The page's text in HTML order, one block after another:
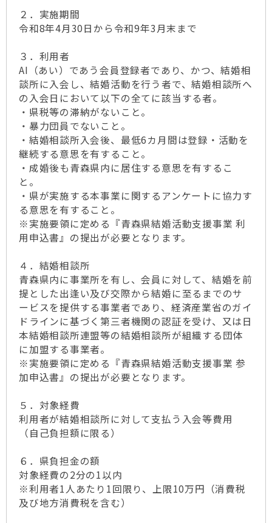
２．実施期間
令和8年4月30日から令和9年3月末まで
３．利用者
AI（あい）であう会員登録者であり、かつ、結婚相
談所に入会し、結婚活動を行う者で、結婚相談所へ
の入会日において以下の全てに該当する者。
・県税等の滞納がないこと。
・暴力団員でないこと。
・結婚相談所入会後、最低6カ月間は登録・活動を
継続する意思を有すること。
・成婚後も青森県内に居住する意思を有するこ
と。
・県が実施する本事業に関するアンケートに協力す
る意思を有すること。
※実施要領に定める『青森県結婚活動支援事業 利
用申込書』の提出が必要となります。
４．結婚相談所
青森県内に事業所を有し、会員に対して、結婚を前
提とした出逢い及び交際から結婚に至るまでのサ
ービスを提供する事業者であり、経済産業省のガイ
ドラインに基づく第三者機関の認証を受け、又は日
本結婚相談所連盟等の結婚相談所が組織する団体
に加盟する事業者。
※実施要領に定める『青森県結婚活動支援事業 参
加申込書』の提出が必要となります。
５．対象経費
利用者が結婚相談所に対して支払う入会等費用
（自己負担額に限る）
６．県負担金の額
対象経費の2分の1以内
※利用者1人あたり1回限り、上限10万円（消費税
及び地方消費税を含む）